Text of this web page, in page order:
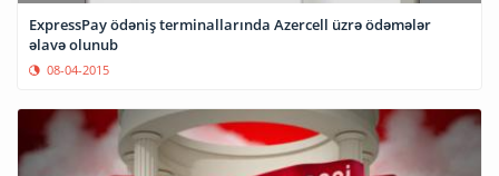
ExpressPay ödəniş terminallarında Azercell üzrə ödəmələr
əlavə olunub
08-04-2015